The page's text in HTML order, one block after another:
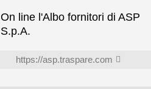
On line l'Albo fornitori di ASP
S.p.A.
https://asp.traspare.com